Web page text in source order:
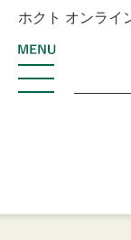
ホクト オンラ